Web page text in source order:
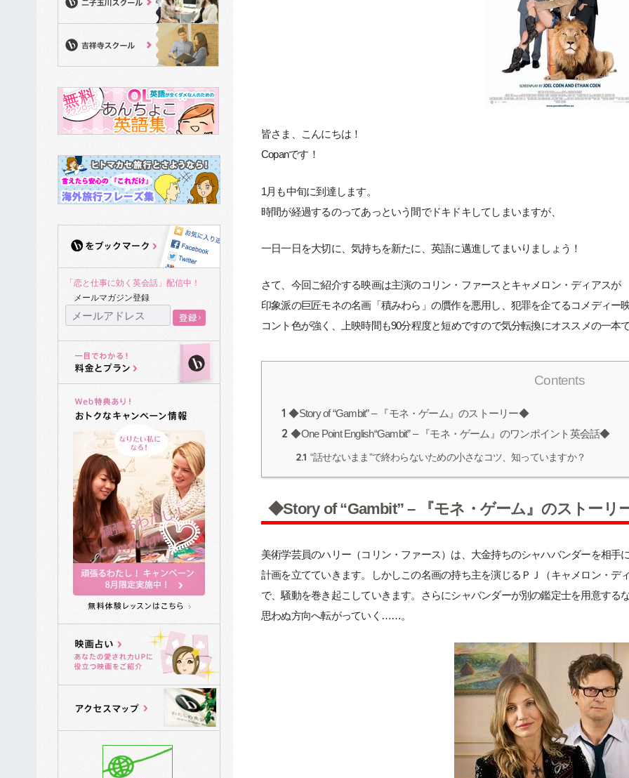
皆さま、こんにちは！
Copanです！
1月も中旬に到達します。
時間が経過するのってあっという間でドキドキしてしまいますが、
一日一日を大切に、気持ちを新たに、英語に邁進してまいりましょう！
さて、今回ご紹介する映画は主演のコリン・ファースとキャメロン・ディアスが
印象派の巨匠モネの名画「積みわら」の贋作を悪用し、犯罪を企てるコメディー
コント色が強く、上映時間も90分程度と短めですので気分転換にオススメの一本
Contents
1 ◆Story of “Gambit” – 『モネ・ゲーム』のストーリー◆
2 ◆One Point English“Gambit” – 『モネ・ゲーム』のワンポイント英会話◆
2.1 “話せないまま”で終わらないための小さなコツ、知っていますか？
◆Story of “Gambit” – 『モネ・ゲーム』のストーリ
美術学芸員のハリー（コリン・ファース）は、大金持ちのシャハバンダーを相手
計画を立てていきます。しかしこの名画の持ち主を演じるＰＪ（キャメロン・デ
で、騒動を巻き起こしていきます。さらにシャバンダーが別の鑑定士を用意する
思わぬ方向へ転がっていく……。
「恋と仕事に効く英会話」配信中！
メールマガジン登録